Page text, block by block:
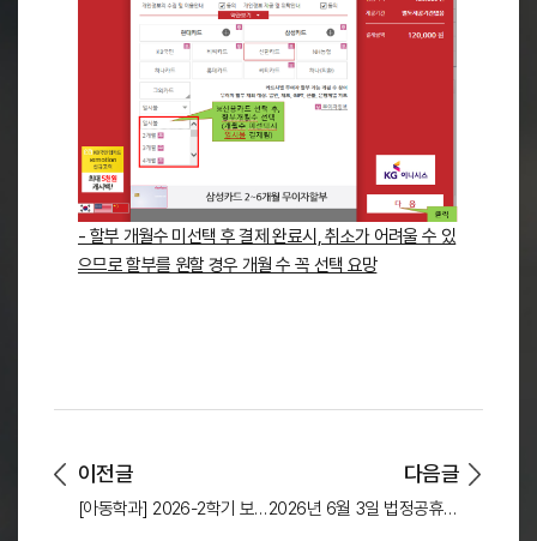
- 할부 개월수 미선택 후 결제 완료시, 취소가 어려울 수 있
으므로 할부를 원할 경우 개월 수 꼭 선택 요망
이전글
[아동학과] 2026-2학기 보육실습 대면 OT 안내
다음글
2026년 6월 3일 법정공휴일 휴무 안내